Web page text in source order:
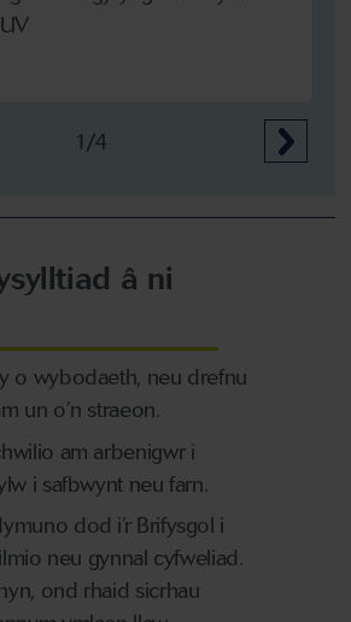
1/4
â ni
o wybodaeth, neu drefnu
un o’n straeon.
am arbenigwr i
i safbwynt neu farn.
dod i’r Brifysgol i
neu gynnal cyfweliad.
ond rhaid sicrhau